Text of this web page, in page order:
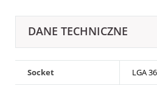
DANE TECHNICZNE
Socket LGA